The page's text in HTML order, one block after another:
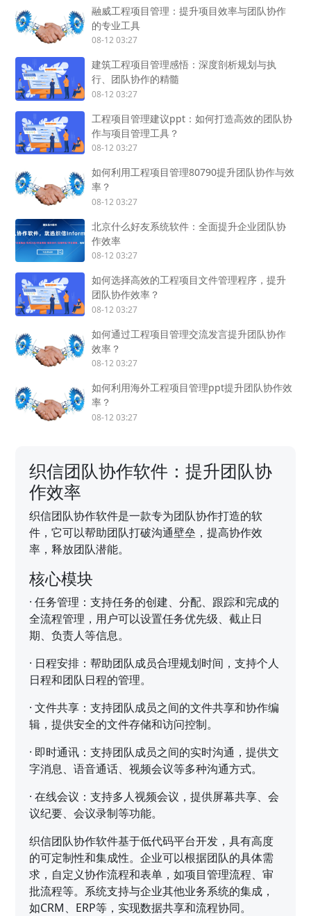
融威工程项目管理：提升项目效率与团队协作
的专业工具
08-12 03:27
建筑工程项目管理感悟：深度剖析规划与执
行、团队协作的精髓
08-12 03:27
工程项目管理建议ppt：如何打造高效的团队协
作与项目管理工具？
08-12 03:27
如何利用工程项目管理80790提升团队协作与效
率？
08-12 03:27
北京什么好友系统软件：全面提升企业团队协
作效率
08-12 03:27
如何选择高效的工程项目文件管理程序，提升
团队协作效率？
08-12 03:27
如何通过工程项目管理交流发言提升团队协作
效率？
08-12 03:27
如何利用海外工程项目管理ppt提升团队协作效
率？
08-12 03:27
织信团队协作软件：提升团队协
作效率
织信团队协作软件是一款专为团队协作打造的软
件，它可以帮助团队打破沟通壁垒，提高协作效
率，释放团队潜能。
核心模块
·任务管理：支持任务的创建、分配、跟踪和完成的
全流程管理，用户可以设置任务优先级、截止日
期、负责人等信息。
· 日程安排：帮助团队成员合理规划时间，支持个人
日程和团队日程的管理。
·文件共享：支持团队成员之间的文件共享和协作编
辑，提供安全的文件存储和访问控制。
· 即时通讯：支持团队成员之间的实时沟通，提供文
字消息、语音通话、视频会议等多种沟通方式。
·在线会议：支持多人视频会议，提供屏幕共享、会
议纪要、会议录制等功能。
织信团队协作软件基于低代码平台开发，具有高度
的可定制性和集成性。企业可以根据团队的具体需
求，自定义协作流程和表单，如项目管理流程、审
批流程等。系统支持与企业其他业务系统的集成，
如CRM、ERP等，实现数据共享和流程协同。